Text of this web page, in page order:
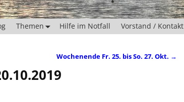
Themen Hilfe im Notfall
Vorstand / Kontakt
Wochenende Fr. 25. bis So. 27. Okt. →